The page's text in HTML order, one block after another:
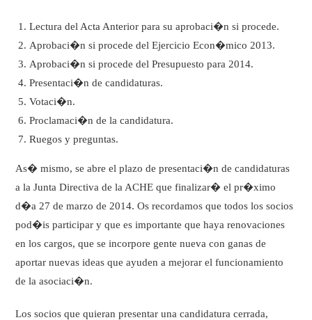
Lectura del Acta Anterior para su aprobaci�n si procede.
Aprobaci�n si procede del Ejercicio Econ�mico 2013.
Aprobaci�n si procede del Presupuesto para 2014.
Presentaci�n de candidaturas.
Votaci�n.
Proclamaci�n de la candidatura.
Ruegos y preguntas.
As� mismo, se abre el plazo de presentaci�n de candidaturas
a la Junta Directiva de la ACHE que finalizar� el pr�ximo
d�a 27 de marzo de 2014. Os recordamos que todos los socios
pod�is participar y que es importante que haya renovaciones
en los cargos, que se incorpore gente nueva con ganas de
aportar nuevas ideas que ayuden a mejorar el funcionamiento
de la asociaci�n.
Los socios que quieran presentar una candidatura cerrada,